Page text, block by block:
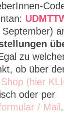
zu
ob über
(hier
oder per
/ Mail .